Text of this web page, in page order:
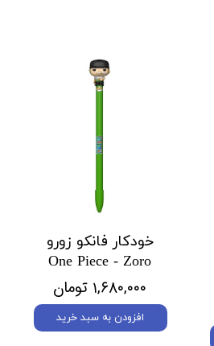
خودکار فانکو زورو
One Piece - Zoro
۱,۶۸۰,۰۰۰ تومان
افزودن به سبد خرید